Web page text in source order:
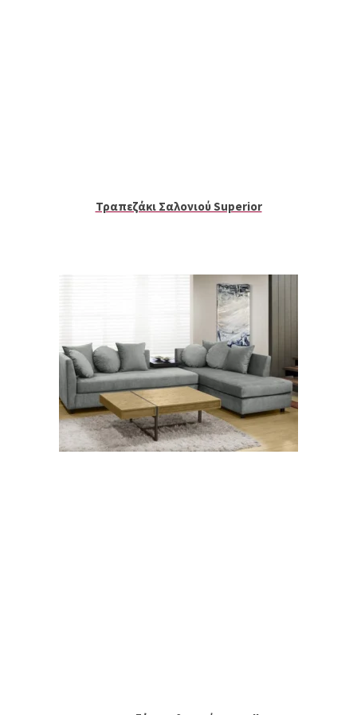
Τραπεζάκι Σαλονιού Superior